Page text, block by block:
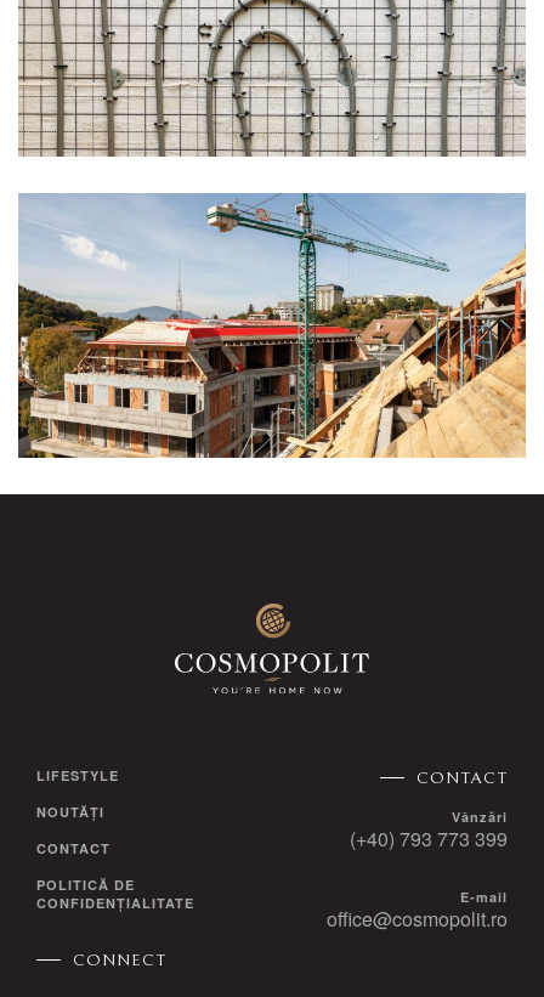
LIFESTYLE
NOUTĂȚI
CONTACT
POLITICĂ DE
CONFIDENȚIALITATE
CONNECT
CONTACT
Vânzări
(+40) 793 773 399
E-mail
office@cosmopolit.ro